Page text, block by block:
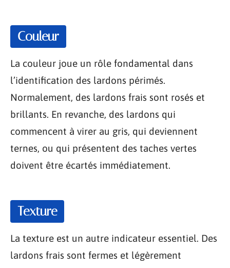
Couleur
La couleur joue un rôle fondamental dans
l’identification des lardons périmés.
Normalement, des lardons frais sont rosés et
brillants. En revanche, des lardons qui
commencent à virer au gris, qui deviennent
ternes, ou qui présentent des taches vertes
doivent être écartés immédiatement.
Texture
La texture est un autre indicateur essentiel. Des
lardons frais sont fermes et légèrement